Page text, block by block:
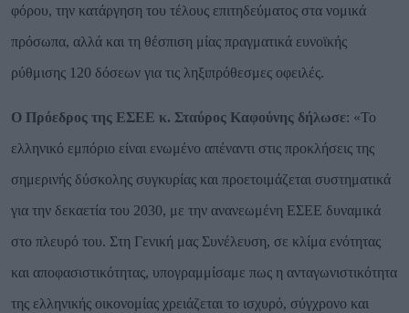
φόρου, την κατάργηση του τέλους επιτηδεύματος στα νομικά
πρόσωπα, αλλά και τη θέσπιση μίας πραγματικά ευνοϊκής
ρύθμισης 120 δόσεων για τις ληξιπρόθεσμες οφειλές.
Ο Πρόεδρος της ΕΣΕΕ κ. Σταύρος Καφούνης δήλωσε: «Το
ελληνικό εμπόριο είναι ενωμένο απέναντι στις προκλήσεις της
σημερινής δύσκολης συγκυρίας και προετοιμάζεται συστηματικά
για την δεκαετία του 2030, με την ανανεωμένη ΕΣΕΕ δυναμικά
στο πλευρό του. Στη Γενική μας Συνέλευση, σε κλίμα ενότητας
και αποφασιστικότητας, υπογραμμίσαμε πως η ανταγωνιστικότητα
της ελληνικής οικονομίας χρειάζεται το ισχυρό, σύγχρονο και